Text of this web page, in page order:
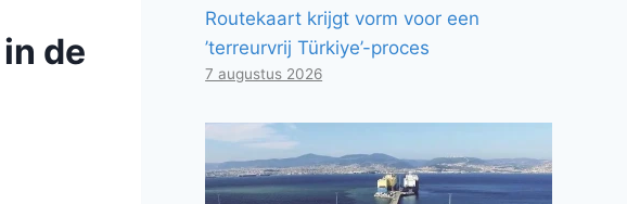
de
Routekaart krijgt vorm voor een
’terreurvrij Türkiye’-proces
7 augustus 2026